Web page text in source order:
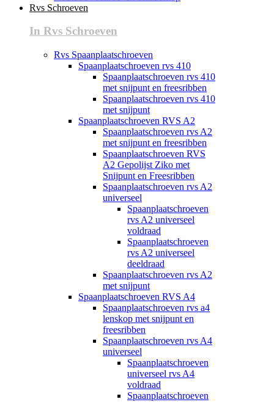
Rvs Schroeven
In Rvs Schroeven
Rvs Spaanplaatschroeven
Spaanplaatschroeven rvs 410
Spaanplaatschroeven rvs 410
met snijpunt en freesribben
Spaanplaatschroeven rvs 410
met snijpunt
Spaanplaatschroeven RVS A2
Spaanplaatschroeven rvs A2
met snijpunt en freesribben
Spaanplaatschroeven RVS
A2 Gepolijst Ziko met
Snijpunt en Freesribben
Spaanplaatschroeven rvs A2
universeel
Spaanplaatschroeven
rvs A2 universeel
voldraad
Spaanplaatschroeven
rvs A2 universeel
deeldraad
Spaanplaatschroeven rvs A2
met snijpunt
Spaanplaatschroeven RVS A4
Spaanplaatschroeven rvs a4
lenskop met snijpunt en
freesribben
Spaanplaatschroeven rvs A4
universeel
Spaanplaatschroeven
universeel rvs A4
voldraad
Spaanplaatschroeven